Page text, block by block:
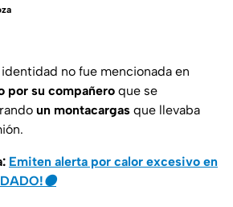
identidad no fue mencionada en
por su compañero que se
un montacargas que llevaba
Emiten alerta por calor excesivo en